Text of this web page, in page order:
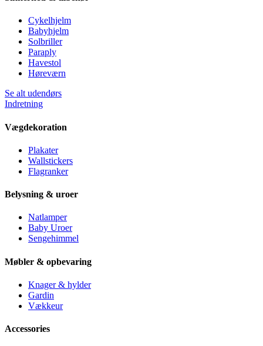
Cykelhjelm
Babyhjelm
Solbriller
Paraply
Havestol
Høreværn
Se alt udendørs
Indretning
Vægdekoration
Plakater
Wallstickers
Flagranker
Belysning & uroer
Natlamper
Baby Uroer
Sengehimmel
Møbler & opbevaring
Knager & hylder
Gardin
Vækkeur
Accessories